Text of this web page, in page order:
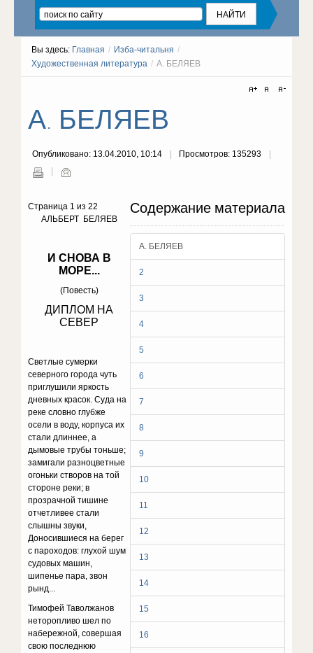
Вы здесь: Главная / Изба-читальня /
Художественная литература / А. БЕЛЯЕВ
А. БЕЛЯЕВ
Опубликовано: 13.04.2010, 10:14 Просмотров: 135293
Содержание материала
А. БЕЛЯЕВ
2
3
4
5
6
7
8
9
10
11
12
13
14
15
16
Страница 1 из 22
АЛЬБЕРТ БЕЛЯЕВ
И СНОВА В
МОРЕ...
(Повесть)
ДИПЛОМ НА
СЕВЕР
Светлые сумерки
северного города чуть
приглушили яркость
дневных красок. Суда на
реке словно глубже
осели в воду, корпуса их
стали длиннее, а
дымовые трубы тоньше;
замигали разноцветные
огоньки створов на той
стороне реки; в
прозрачной тишине
отчетливее стали
слышны звуки,
Доносившиеся на берег
с пароходов: глухой шум
судовых машин,
шипенье пара, звон
рынд...
Тимофей Таволжанов
неторопливо шел по
набережной, совершая
свою последнюю